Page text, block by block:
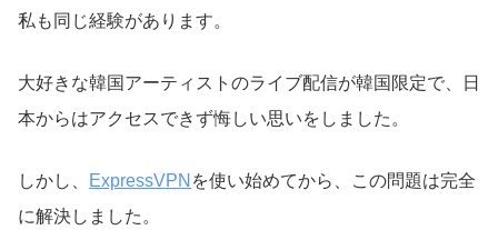
私も同じ経験があります。
大好きな韓国アーティストのライブ配信が韓国限定で、日
本からはアクセスできず悔しい思いをしました。
しかし、 ExpressVPN を使い始めてから、この問題は完全
に解決しました。